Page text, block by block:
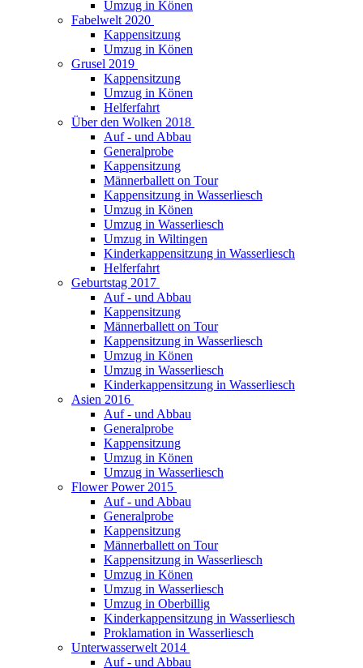
Umzug in Könen
Fabelwelt 2020
Kappensitzung
Umzug in Könen
Grusel 2019
Kappensitzung
Umzug in Könen
Helferfahrt
Über den Wolken 2018
Auf - und Abbau
Generalprobe
Kappensitzung
Männerballett on Tour
Kappensitzung in Wasserliesch
Umzug in Könen
Umzug in Wasserliesch
Umzug in Wiltingen
Kinderkappensitzung in Wasserliesch
Helferfahrt
Geburtstag 2017
Auf - und Abbau
Kappensitzung
Männerballett on Tour
Kappensitzung in Wasserliesch
Umzug in Könen
Umzug in Wasserliesch
Kinderkappensitzung in Wasserliesch
Asien 2016
Auf - und Abbau
Generalprobe
Kappensitzung
Umzug in Könen
Umzug in Wasserliesch
Flower Power 2015
Auf - und Abbau
Generalprobe
Kappensitzung
Männerballett on Tour
Kappensitzung in Wasserliesch
Umzug in Könen
Umzug in Wasserliesch
Umzug in Oberbillig
Kinderkappensitzung in Wasserliesch
Proklamation in Wasserliesch
Unterwasserwelt 2014
Auf - und Abbau